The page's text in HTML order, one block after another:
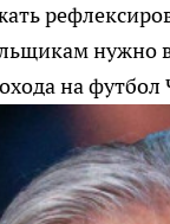
нужно
на футбол